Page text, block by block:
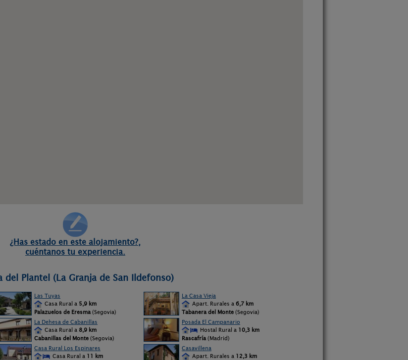
¿Has estado en este alojamiento?,
cuéntanos tu experiencia.
Plantel (La Granja de San Ildefonso)
Las Tuyas
Casa Rural a 5,9 km
Palazuelos de Eresma (Segovia)
La Casa Vieja
Apart. Rurales a 6,7 km
Tabanera del Monte (Segovia)
La Dehesa de Cabanillas
Casa Rural a 8,9 km
Cabanillas del Monte (Segovia)
Posada El Campanario
Hostal Rural a 10,3 km
Rascafría (Madrid)
Casa Rural Los Espinares
Casa Rural a 11 km
Casavillena
Apart. Rurales a 12,3 km